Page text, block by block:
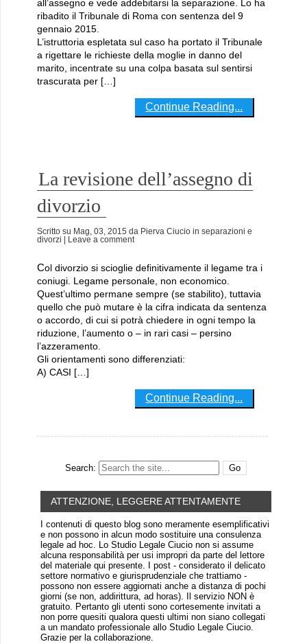
all’assegno e vede addebitarsi la separazione. Lo ha
ribadito il Tribunale di Roma con sentenza del 9
gennaio 2015.
L’istruttoria espletata sul caso ha portato il Tribunale
a rigettare le richieste della moglie in danno del
marito, incentrate su una colpa basata sul sentirsi
trascurata per […]
Continue Reading...
La revisione dell’assegno di
divorzio
Scritto su Mag, 03, 2015 da Pierva Ciucio in separazioni e
divorzi
| Leave a comment
Col divorzio si scioglie definitivamente il legame tra i
coniugi. Legame personale, non economico.
Quest’ultimo permane sempre (se stabilito), tuttavia
quello che può mutare è la cifra indicata da sentenza
o accordo, di cui si potrà chiedere in ogni tempo la
riduzione, l’aumento o – in rari casi – persino
l’azzeramento.
Gli orientamenti sono differenziati:
A) CASI […]
Continue Reading...
Search:
ATTENZIONE, LEGGERE ATTENTAMENTE
I contenuti di questo blog sono meramente esemplificativi
e non possono in alcun modo sostituire una consulenza
legale ad hoc. Lo Studio Legale Ciucio non si assume
alcuna responsabilità per usi impropri da parte del lettore
del materiale qui presente. I post - considerato il delicato
settore normativo e giurisprudenziale che trattiamo -
possono non essere aggiornati anche a distanza di pochi
giorni (se non, addirittura, ad horas). Il servizio NON è
gratuito. Pertanto gli utenti sono cortesemente invitati a
non porre quesiti qualora questi ultimi non siano collegati
a un mandato professionale allo Studio Legale Ciucio.
Grazie per la collaborazione.